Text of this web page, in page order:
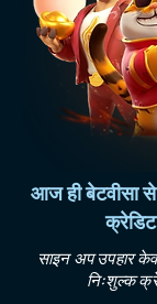
आज ही बेटवीसा
क्रेडिट
साइन अप उपहार
निःशुल्क